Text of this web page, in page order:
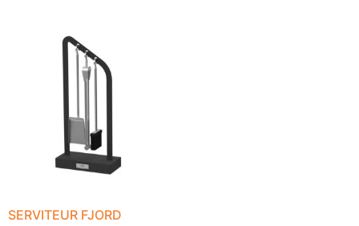
SERVITEUR FJORD